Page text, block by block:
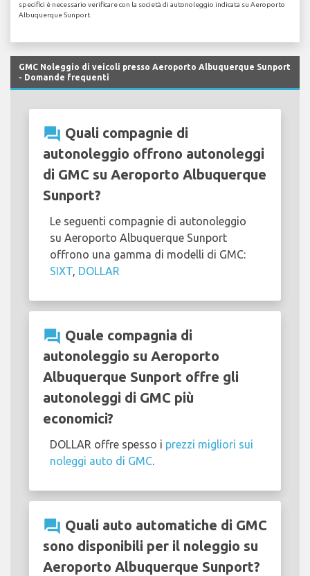
specifici è necessario verificare con la società di autonoleggio indicata su Aeroporto
Albuquerque Sunport.
GMC Noleggio di veicoli presso Aeroporto Albuquerque Sunport
- Domande frequenti
question_answer Quali compagnie di
autonoleggio offrono autonoleggi
di GMC su Aeroporto Albuquerque
Sunport?
Le seguenti compagnie di autonoleggio
su Aeroporto Albuquerque Sunport
offrono una gamma di modelli di GMC:
SIXT, DOLLAR
question_answer Quale compagnia di
autonoleggio su Aeroporto
Albuquerque Sunport offre gli
autonoleggi di GMC più
economici?
DOLLAR offre spesso i prezzi migliori sui
noleggi auto di GMC.
question_answer Quali auto automatiche di GMC
sono disponibili per il noleggio su
Aeroporto Albuquerque Sunport?